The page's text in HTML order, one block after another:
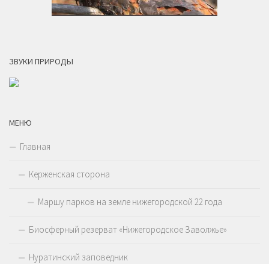
ЗВУКИ ПРИРОДЫ
МЕНЮ
Главная
Керженская сторона
Маршу парков на земле нижегородской 22 года
Биосферный резерват «Нижегородское Заволжье»
Нуратинский заповедник